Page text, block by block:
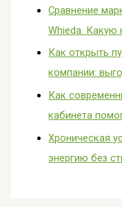
Сравнение
Whieda. Какую
Как открыть
компании:
Как
кабинета
Хроническая
энергию без